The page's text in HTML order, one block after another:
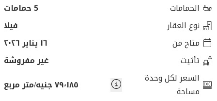
الحمامات
5 حمامات
نوع العقار
فيلا
متاح من
١٦ يناير ٢٠٢٦
تأثيث
غير مفروشة
السعر لكل وحدة
مساحة
٧٩٬١٨٥ جنيه/متر مربع